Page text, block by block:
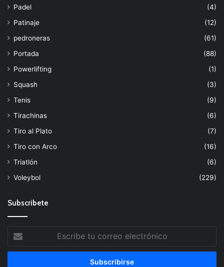
Padel
(4)
Patinaje
(12)
pedroneras
(61)
Portada
(88)
Powerlifting
(1)
Squash
(3)
Tenis
(9)
Tirachinas
(6)
Tiro al Plato
(7)
Tiro con Arco
(16)
Triatlón
(6)
Voleybol
(229)
Subscribete
tu
correo